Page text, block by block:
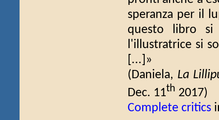
speranza per il
questo libro si
l'illustratrice si
[...]»
(Daniela, La
Dec. 11th 2017)
Complete critics